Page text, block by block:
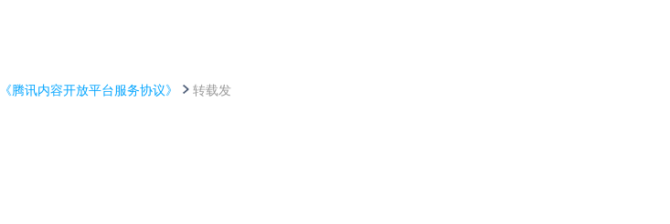
《腾讯内容开放平台服务协议》
转载发